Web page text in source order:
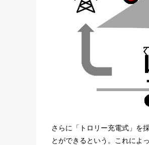
さらに「トロリー充電式」を
とができるという。これによ